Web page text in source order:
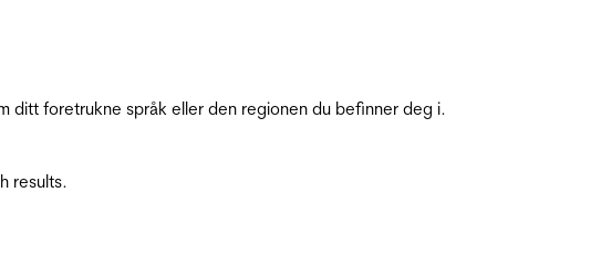
ditt foretrukne språk eller den regionen du befinner deg i.
results.